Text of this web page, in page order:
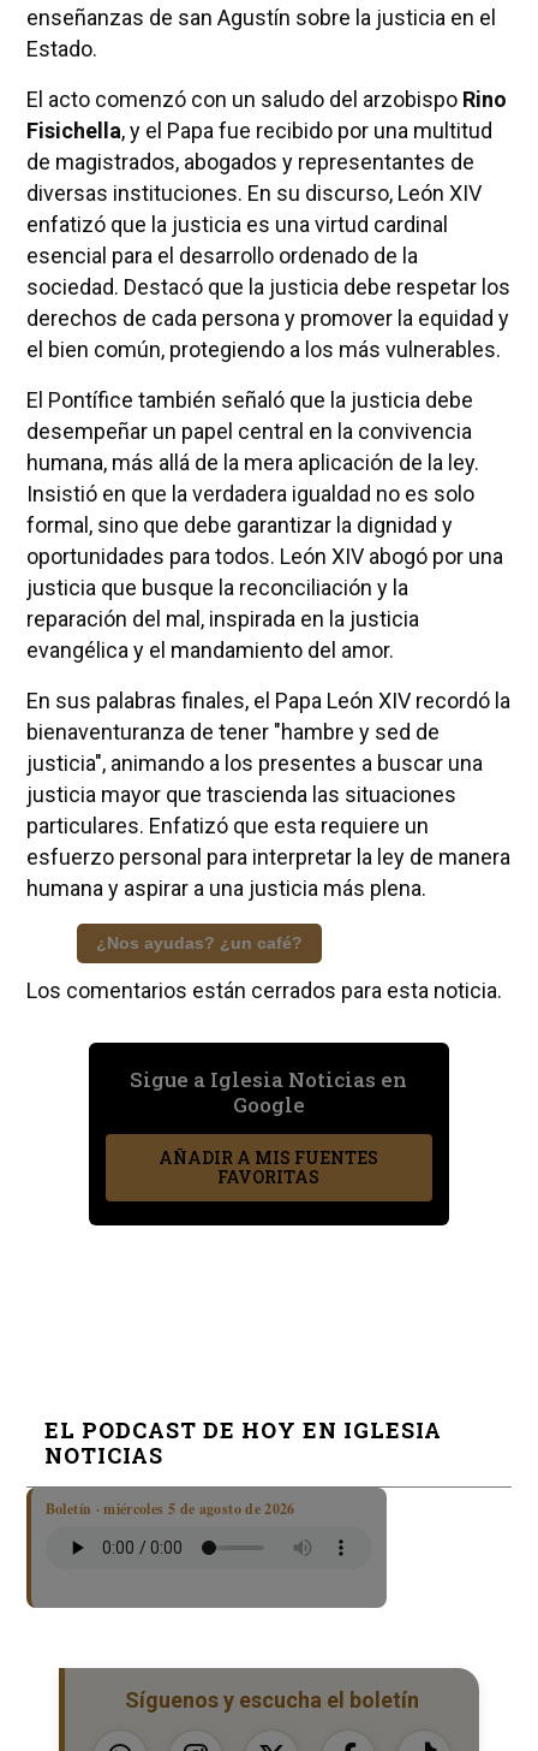
enseñanzas de san Agustín sobre la justicia en el
Estado.
El acto comenzó con un saludo del arzobispo Rino
Fisichella, y el Papa fue recibido por una multitud
de magistrados, abogados y representantes de
diversas instituciones. En su discurso, León XIV
enfatizó que la justicia es una virtud cardinal
esencial para el desarrollo ordenado de la
sociedad. Destacó que la justicia debe respetar los
derechos de cada persona y promover la equidad y
el bien común, protegiendo a los más vulnerables.
El Pontífice también señaló que la justicia debe
desempeñar un papel central en la convivencia
humana, más allá de la mera aplicación de la ley.
Insistió en que la verdadera igualdad no es solo
formal, sino que debe garantizar la dignidad y
oportunidades para todos. León XIV abogó por una
justicia que busque la reconciliación y la
reparación del mal, inspirada en la justicia
evangélica y el mandamiento del amor.
En sus palabras finales, el Papa León XIV recordó la
bienaventuranza de tener "hambre y sed de
justicia", animando a los presentes a buscar una
justicia mayor que trascienda las situaciones
particulares. Enfatizó que esta requiere un
esfuerzo personal para interpretar la ley de manera
humana y aspirar a una justicia más plena.
¿Nos ayudas? ¿un café?
Los comentarios están cerrados para esta noticia.
Sigue a Iglesia Noticias en
Google
AÑADIR A MIS FUENTES
FAVORITAS
EL PODCAST DE HOY EN IGLESIA
NOTICIAS
Boletín · miércoles 5 de agosto de 2026
Síguenos y escucha el boletín